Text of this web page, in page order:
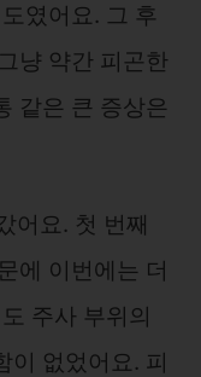
였어요. 그 후
냥 약간 피곤한
같은 큰 증상은
어요. 첫 번째
에 이번에는 더
주사 부위의
이 없었어요. 피